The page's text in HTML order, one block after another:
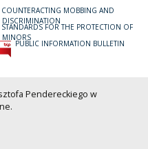
COUNTERACTING MOBBING AND
DISCRIMINATION
STANDARDS FOR THE PROTECTION OF
MINORS
PUBLIC INFORMATION BULLETIN
Pendereckiego w